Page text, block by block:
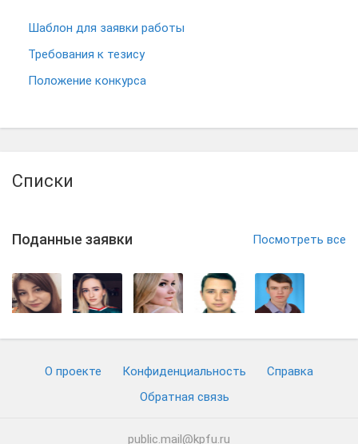
Шаблон для заявки работы
Требования к тезису
Положение конкурса
Списки
Поданные заявки Посмотреть все
О проекте Конфиденциальность
Cправка
Обратная связь
public.mail@kpfu.ru